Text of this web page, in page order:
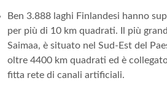
Ben 3.888 laghi Finlandesi hanno
per più di 10 km quadrati. Il più
Saimaa, è situato nel Sud-Est del
oltre 4400 km quadrati ed è
fitta rete di canali artificiali.